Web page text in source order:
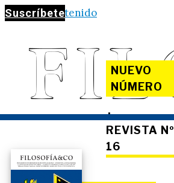
Suscríbete
Saltar al contenido
NUEVO
NÚMERO
·
REVISTA Nº
16